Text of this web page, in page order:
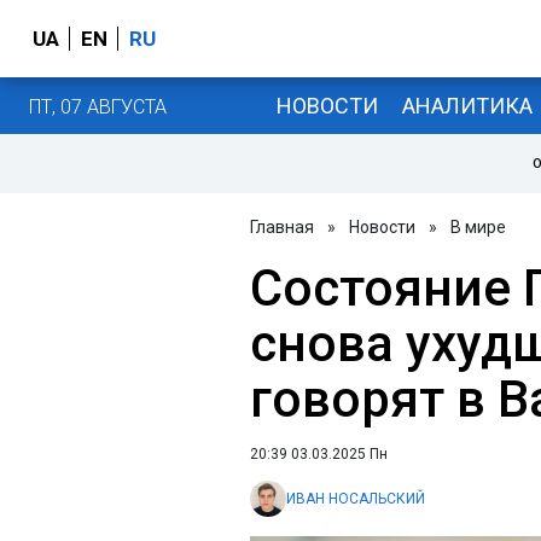
UA EN RU
ПТ, 07 АВГУСТА НОВОСТИ АНАЛИТИКА
Главная » Новости » В мире
Состояние
снова
говорят в
20:39 03.03.2025 Пн
ИВАН НОСАЛЬСКИЙ